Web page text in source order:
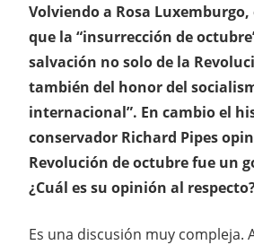
Volviendo a Rosa
que la “insurrección de
salvación no solo de la
también del honor del
internacional”. En cambio el
conservador Richard Pipes
Revolución de octubre fue un
¿Cuál es su opinión al
Es una discusión muy compleja.